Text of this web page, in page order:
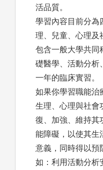
活品質。
學習內容目前分為
理、兒童、心理及
包含一般大學共同
礎醫學、活動分析
一年的臨床實習。
如果你學習職能治
生理、心理與社會
復、加強、維持其
能障礙，以使其生
意義，同時得以預
如：利用活動分析